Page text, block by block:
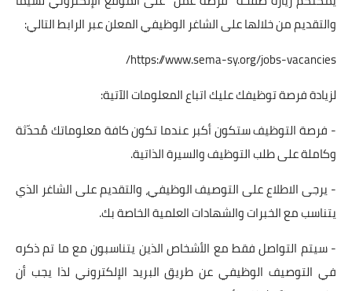
والتقديم من خلالها على الشاغر الوظيفي المعلن عبر الرابط التالي:
https://www.sema-sy.org/jobs-vacancies/
لزيادة فرصة توظيفك عليك اتباع المعلومات الآتية:
- فرصة التوظيف ستكون أكبر عندما تكون كافة معلوماتك مُحدّثة
وكاملة على طلب التوظيف والسيرة الذاتية.
- يرجى الاطلاع على التوصيف الوظيفي، والتقديم على الشاغر الذي
يتناسب مع الخبرات والشهادات العلمية الخاصة بك.
- سيتم التواصل فقط مع الأشخاص الذين يتناسبون مع ما تم ذكره
في التوصيف الوظيفي عن طريق البريد الإلكتروني لذا يجب أن